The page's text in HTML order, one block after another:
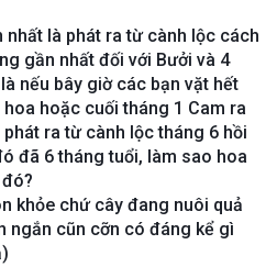
nhất là phát ra từ cành lộc cách
gần nhất đối với Bưởi và 4
nếu bây giờ các bạn vặt hết
hoặc cuối tháng 1 Cam ra
ra từ cành lộc tháng 6 hồi
đã 6 tháng tuổi, làm sao hoa
khỏe chứ cây đang nuôi quả
ngắn cũn cỡn có đáng kể gì